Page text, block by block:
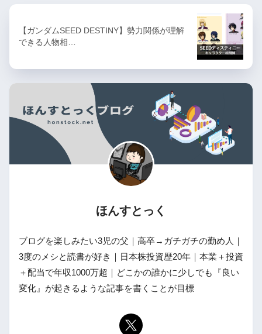
【ガンダムSEED DESTINY】勢力関係が理解
できる人物相…
ほんすとっく
ブログを楽しみたい3児の父｜高卒→ガチガチの勤め人｜
3度のメシと読書が好き｜日本株投資歴20年｜本業＋投資
＋配当で年収1000万超｜どこかの誰かに少しでも『良い
変化』が起きるような記事を書くことが目標